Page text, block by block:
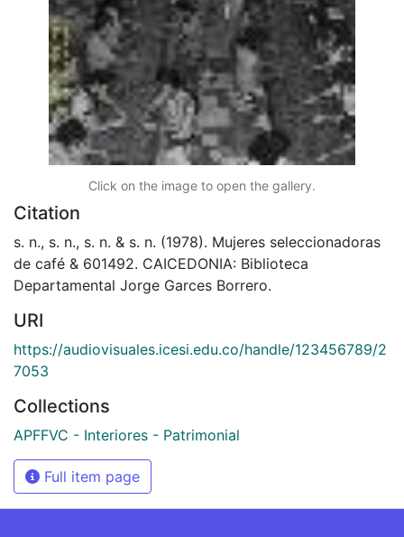
Click on the image to open the gallery.
Citation
s. n., s. n., s. n. & s. n. (1978). Mujeres seleccionadoras
de café & 601492. CAICEDONIA: Biblioteca
Departamental Jorge Garces Borrero.
URI
https://audiovisuales.icesi.edu.co/handle/123456789/2
7053
Collections
APFFVC - Interiores - Patrimonial
Full item page